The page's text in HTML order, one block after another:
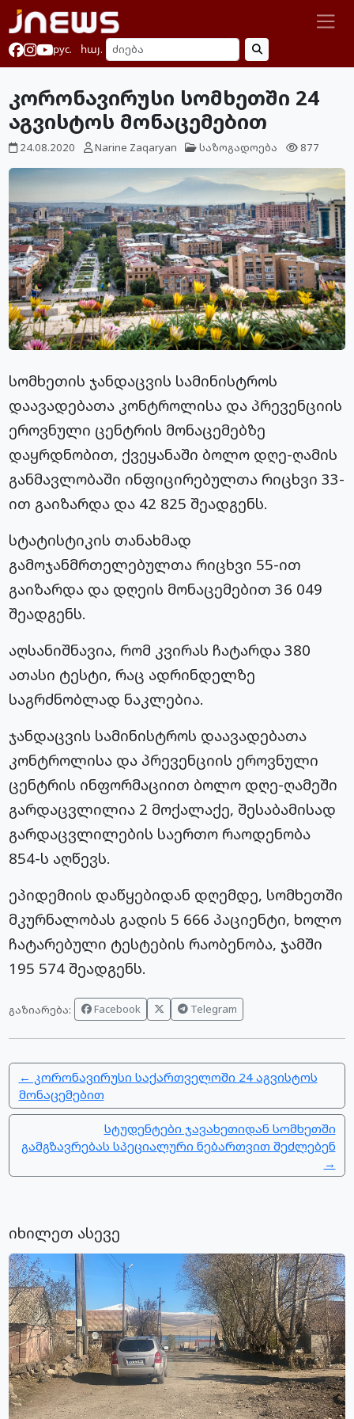
рус. հայ.
კორონავირუსი სომხეთში 24
აგვისტოს მონაცემებით
24.08.2020 Narine Zaqaryan საზოგადოება 877
სომხეთის ჯანდაცვის სამინისტროს
დაავადებათა კონტროლისა და პრევენციის
ეროვნული ცენტრის მონაცემებზე
დაყრდნობით, ქვეყანაში ბოლო დღე-ღამის
განმავლობაში ინფიცირებულთა რიცხვი 33-
ით გაიზარდა და 42 825 შეადგენს.
სტატისტიკის თანახმად
გამოჯანმრთელებულთა რიცხვი 55-ით
გაიზარდა და დღეის მონაცემებით 36 049
შეადგენს.
აღსანიშნავია, რომ კვირას ჩატარდა 380
ათასი ტესტი, რაც ადრინდელზე
საგრძნობლად ნაკლებია.
ჯანდაცვის სამინისტროს დაავადებათა
კონტროლისა და პრევენციის ეროვნული
ცენტრის ინფორმაციით ბოლო დღე-ღამეში
გარდაცვლილია 2 მოქალაქე, შესაბამისად
გარდაცვლილების საერთო რაოდენობა
854-ს აღწევს.
ეპიდემიის დაწყებიდან დღემდე, სომხეთში
მკურნალობას გადის 5 666 პაციენტი, ხოლო
ჩატარებული ტესტების რაობენობა, ჯამში
195 574 შეადგენს.
გაზიარება: Facebook Telegram
← კორონავირუსი საქართველოში 24 აგვისტოს
მონაცემებით
სტუდენტები ჯავახეთიდან სომხეთში
გამგზავრებას სპეციალური ნებართვით შეძლებენ
→
იხილეთ ასევე